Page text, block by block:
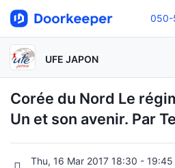
050-
UFE JAPON
Corée du Nord Le
Un et son avenir. Par
Thu, 16 Mar 2017 18:30 - 19:45